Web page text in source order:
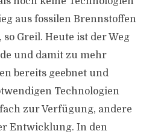
aus fossilen Brennstoffen
Greil. Heute ist der Weg
und damit zu mehr
bereits geebnet und
Technologien
zur Verfügung, andere
Entwicklung. In den